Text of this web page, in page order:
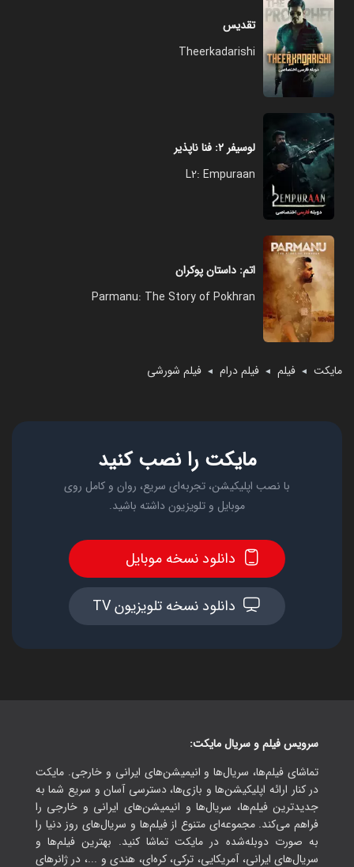
مایکت ◄ فیلم ◄ فیلم درام ◄ فیلم شورشی
تقدیس
Theerkadarishi
لوسیفر ۲: فنا ناپذیر
L2: Empuraan
اتم: داستان پوکران
Parmanu: The Story of Pokhran
مایکت را نصب کنید
با نصب اپلیکیشن، تجربه‌ای سریع، روان و کامل روی
موبایل و تلویزیون داشته باشید.
دانلود نسخه موبایل
دانلود نسخه تلویزیون TV
سرویس فیلم و سریال مایکت:
تماشای فیلم‌ها، سریال‌ها و انیمیشن‌های ایرانی و خارجی. مایکت
در کنار ارائه اپلیکیشن‌ها و بازی‌ها، دسترسی آسان و سریع شما به
جدیدترین فیلم‌ها، سریال‌ها و انیمیشن‌های ایرانی و خارجی را
فراهم می‌کند. مجموعه‌ای متنوع از فیلم‌ها و سریال‌های روز دنیا را
به صورت دوبله‌شده در مایکت تماشا کنید. بهترین فیلم‌ها و
سریال‌های ایرانی، آمریکایی، ترکی، کره‌ای، هندی و ...، در ژانرهای